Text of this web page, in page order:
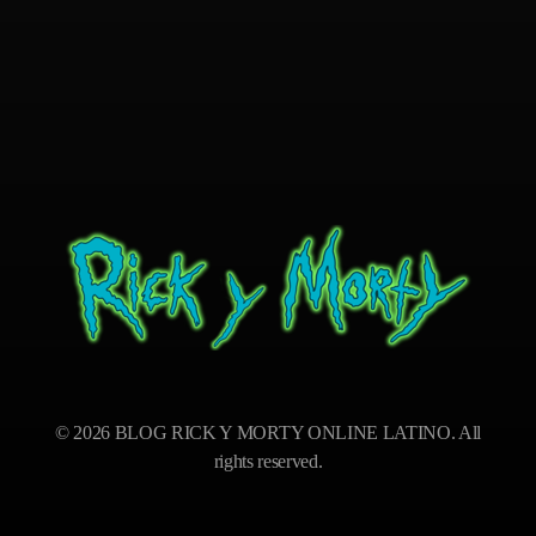
© 2026 BLOG RICK Y MORTY ONLINE LATINO. All
rights reserved.